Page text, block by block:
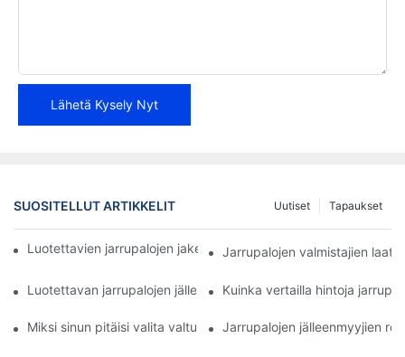
Lähetä Kysely Nyt
SUOSITELLUT ARTIKKELIT Tapaukset
Uutiset
Luotettavien jarrupalojen jakelijoiden löytäminen yrityksellesi
Jarrupalojen valmistajien
Luotettavan jarrupalojen jälleenmyyjän parhaat ominaisuudet
Kuinka vertailla hintoja
Miksi sinun pitäisi valita valtuutettu jarrupalojen jälleenmyyjä
Jarrupalojen jälleenmyyjien